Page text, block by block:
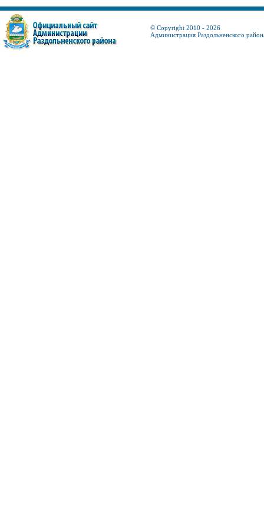
© Copyright 2010 - 2026
Администрация Раздольненского